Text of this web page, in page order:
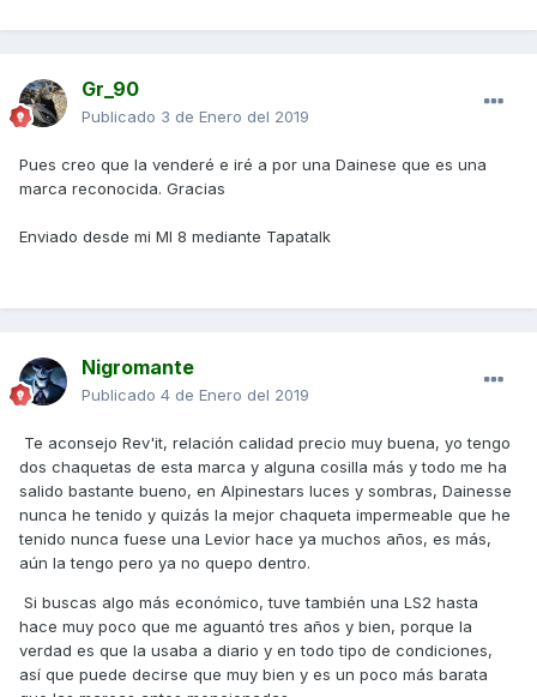
Gr_90
Publicado 3 de Enero del 2019
Pues creo que la venderé e iré a por una Dainese que es una
marca reconocida. Gracias
Enviado desde mi MI 8 mediante Tapatalk
Nigromante
Publicado 4 de Enero del 2019
Te aconsejo Rev'it, relación calidad precio muy buena, yo tengo
dos chaquetas de esta marca y alguna cosilla más y todo me ha
salido bastante bueno, en Alpinestars luces y sombras, Dainesse
nunca he tenido y quizás la mejor chaqueta impermeable que he
tenido nunca fuese una Levior hace ya muchos años, es más,
aún la tengo pero ya no quepo dentro.
Si buscas algo más económico, tuve también una LS2 hasta
hace muy poco que me aguantó tres años y bien, porque la
verdad es que la usaba a diario y en todo tipo de condiciones,
así que puede decirse que muy bien y es un poco más barata